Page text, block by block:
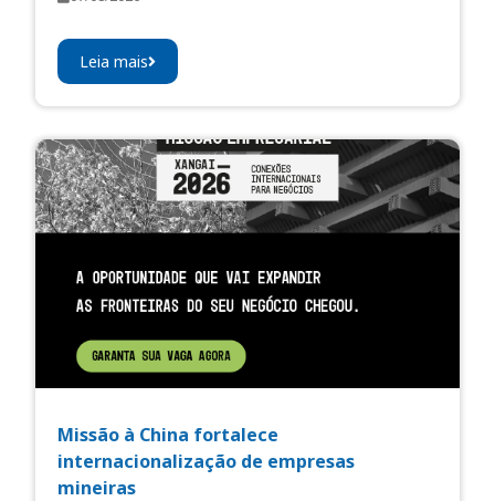
Leia mais
Missão à China fortalece
internacionalização de empresas
mineiras